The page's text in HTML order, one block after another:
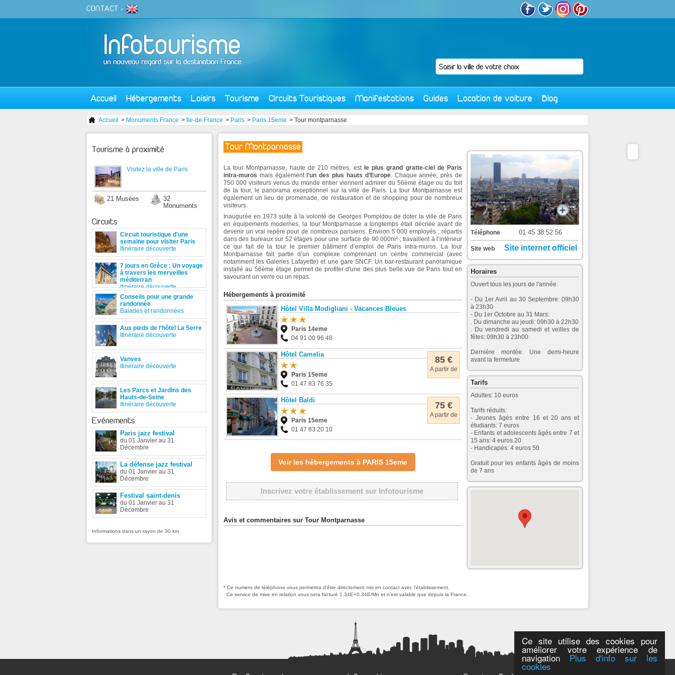
Ce site utilise des cookies pour
améliorer votre expérience de
navigation Plus d'info sur les
cookies
CONTACT -
Accueil Hébergements Loisirs Tourisme Circuits Touristiques Manifestations Guides Location de voiture Blog
Accueil > Monuments France > Ile-de-France > Paris > Paris 15eme > Tour montparnasse
Tour Montparnasse
La tour Montparnasse, haute de 210 mètres, est le plus grand gratte-ciel de Paris
intra-muros mais également l’un des plus hauts d’Europe. Chaque année, près de
750 000 visiteurs venus du monde entier viennent admirer du 56ème étage ou du toit
de la tour, le panorama exceptionnel sur la ville de Paris. La tour Montparnasse est
également un lieu de promenade, de restauration et de shopping pour de nombreux
visiteurs.
Inaugurée en 1973 suite à la volonté de Georges Pompidou de doter la ville de Paris
en équipements modernes, la tour Montparnasse a longtemps était décriée avant de
devenir un vrai repère pour de nombreux parisiens. Environ 5 000 employés ; répartis
dans des bureaux sur 52 étages pour une surface de 90 000m² ; travaillent à l’intérieur
ce qui fait de la tour le premier bâtiment d’emploi de Paris intra-muros. La tour
Montparnasse fait partie d’un complexe comprenant un centre commercial (avec
notamment les Galeries Lafayette) et une gare SNCF. Un bar-restaurant panoramique
installé au 56ème étage permet de profiter d'une des plus belle vue de Paris tout en
savourant un verre ou un repas.
Hébergements à proximité
Hôtel Villa Modigliani - Vacances Bleues
Paris 14eme
04 91 00 96 48
85 €
A partir de
Hôtel Camelia
Paris 15eme
01 47 83 76 35
75 €
A partir de
Hôtel Baldi
Paris 15eme
01 47 83 20 10
Voir les hébergements à PARIS 15eme
Inscrivez votre établissement sur Infotourisme
Avis et commentaires sur Tour Montparnasse
Téléphone 01 45 38 52 56
Site web Site internet officiel
Horaires
Ouvert tous les jours de l'année.
- Du 1er Avril au 30 Septembre: 09h30
à 23h30
- Du 1er Octobre au 31 Mars:
. Du dimanche au jeudi: 09h30 à 22h30
. Du vendredi au samedi et veilles de
fêtes: 09h30 à 23h00
Dernière montée: Une demi-heure
avant la fermeture
Tarifs
Adultes: 10 euros
Tarifs réduits:
- Jeunes âgés entre 16 et 20 ans et
étudiants: 7 euros
- Enfants et adolescents âgés entre 7 et
15 ans: 4 euros 20
- Handicapés: 4 euros 50
Gratuit pour les enfants âgés de moins
de 7 ans
* Ce numero de téléphone vous permettra d'être directement mis en contact avec l'établissement.
Ce service de mise en relation vous sera facturé 1.34E+0.34E/Mn et n'est valable que depuis la France.
Tourisme à proximité
Visitez la ville de Paris
21 Musées
32
Monuments
Circuits
Circuit touristique d'une
semaine pour visiter Paris
Itinéraire découverte
7 jours en Grèce : Un voyage
à travers les merveilles
méditerran
Itinéraire découverte
Conseils pour une grande
randonnée
Balades et randonnées
Aux pieds de l'hôtel La Serre
Itinéraire découverte
Vanves
Itinéraire découverte
Les Parcs et Jardins des
Hauts-de-Seine
Itinéraire découverte
Evénements
Paris jazz festival
du 01 Janvier au 31
Décembre
La défense jazz festival
du 01 Janvier au 31
Décembre
Festival saint-denis
du 01 Janvier au 31
Décembre
Informations dans un rayon de 30 km